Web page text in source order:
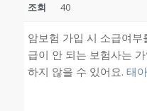
조회 40
암보험 가입 시 소급여
급이 안 되는 보험사는
하지 않을 수 있어요. 태